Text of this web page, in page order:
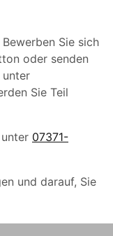
Sie sich
oder senden
unter
Sie Teil
07371-
und darauf, Sie